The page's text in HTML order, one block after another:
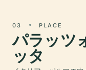
03 PLACE
パラッツ
ッタ